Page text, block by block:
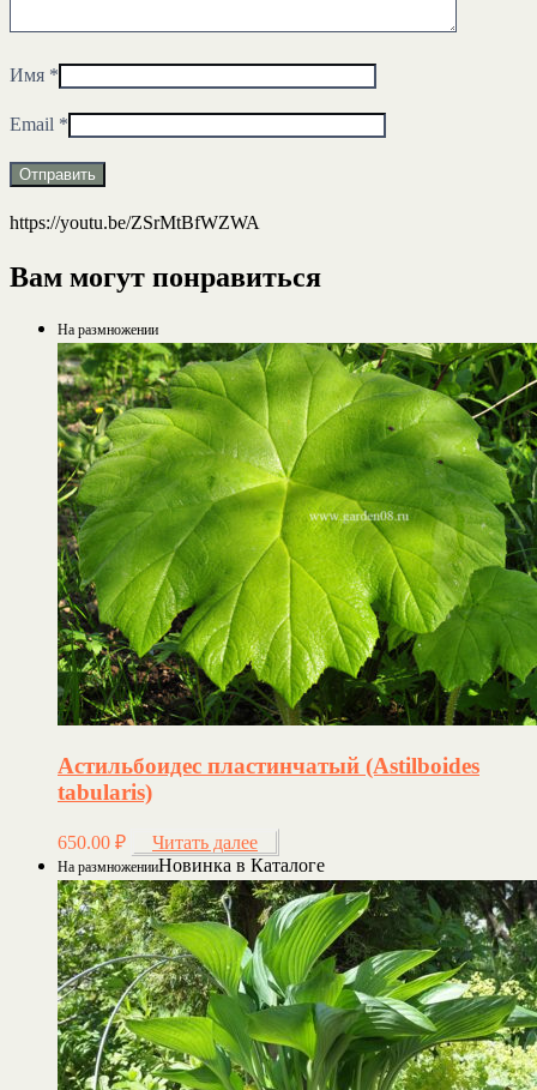
Имя *
Email *
https://youtu.be/ZSrMtBfWZWA
Вам могут понравиться
На размножении
Астильбоидес пластинчатый (Astilboides
tabularis)
650.00 ₽ Читать далее
На размноженииНовинка в Каталоге